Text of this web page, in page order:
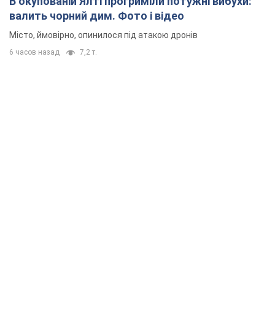
валить чорний дим. Фото і відео
Місто, ймовірно, опинилося під атакою дронів
6 часов назад 7,2 т.